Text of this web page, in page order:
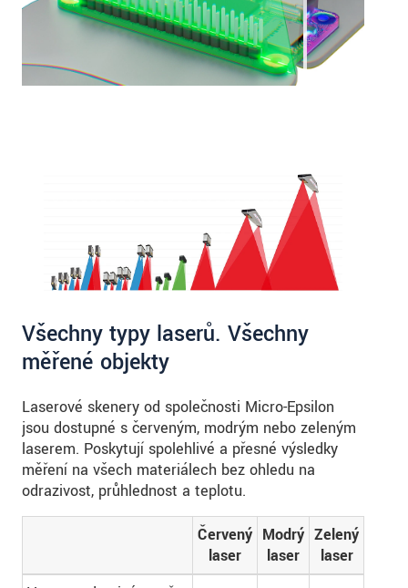
Všechny typy laserů. Všechny
měřené objekty
Laserové skenery od společnosti Micro-Epsilon
jsou dostupné s červeným, modrým nebo zeleným
laserem. Poskytují spolehlivé a přesné výsledky
měření na všech materiálech bez ohledu na
odrazivost, průhlednost a teplotu.
Červený
laser
Modrý
laser
Zelený
laser